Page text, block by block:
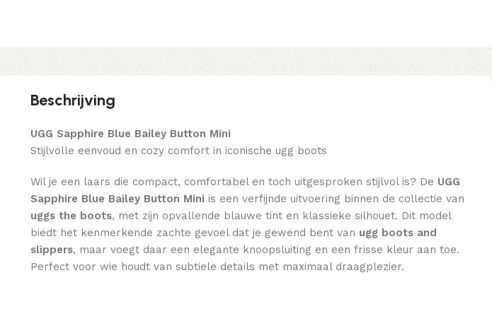
Beschrijving
UGG Sapphire Blue Bailey Button Mini
Stijlvolle eenvoud en cozy comfort in iconische ugg boots
Wil je een laars die compact, comfortabel en toch uitgesproken stijlvol is? De UGG
Sapphire Blue Bailey Button Mini is een verfijnde uitvoering binnen de collectie van
uggs the boots, met zijn opvallende blauwe tint en klassieke silhouet. Dit model
biedt het kenmerkende zachte gevoel dat je gewend bent van ugg boots and
slippers, maar voegt daar een elegante knoopsluiting en een frisse kleur aan toe.
Perfect voor wie houdt van subtiele details met maximaal draagplezier.